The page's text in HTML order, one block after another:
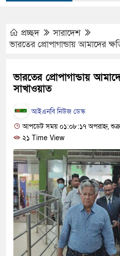
প্রচ্ছদ
সারাদেশ
ভারতের প্রোপাগান্ডায় আমাদের
ভারতের প্রোপাগান্ডায়
সাখাওয়াত
আইএনবি নিউজ ডেস্ক
আপডেট সময় ০১:০৮:১৭ অপরাহ্ন,
২১ Time View